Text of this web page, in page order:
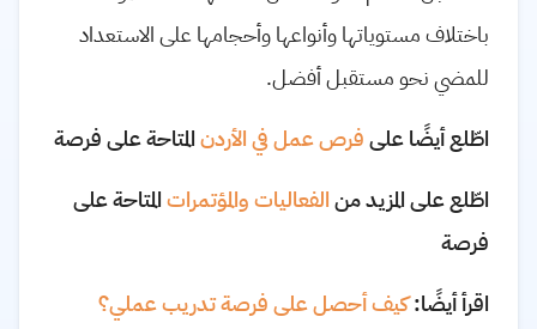
باختلاف مستوياتها وأنواعها وأحجامها على الاستعداد
للمضي نحو مستقبل أفضل.
اطّلع أيضًا علىفرص عمل في الأردنالمتاحة على فرصة
اطّلع على المزيد منالفعاليات والمؤتمراتالمتاحة على
فرصة
اقرأ أيضًا:كيف أحصل على فرصة تدريب عملي؟